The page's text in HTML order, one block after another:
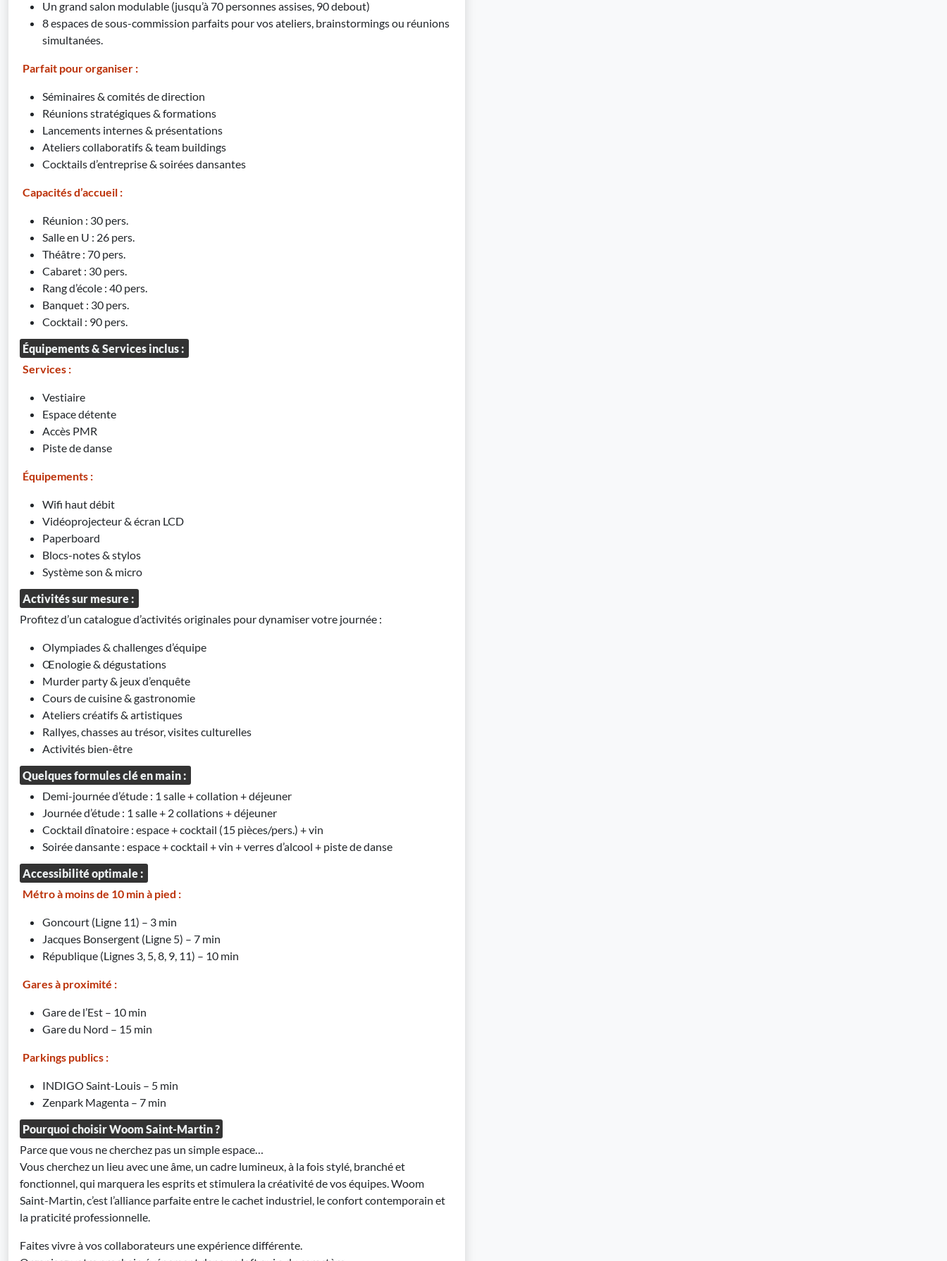
Un grand salon modulable (jusqu’à 70 personnes assises, 90 debout)
8 espaces de sous-commission parfaits pour vos ateliers, brainstormings ou réunions
simultanées.
Parfait pour organiser :
Séminaires & comités de direction
Réunions stratégiques & formations
Lancements internes & présentations
Ateliers collaboratifs & team buildings
Cocktails d’entreprise & soirées dansantes
Capacités d’accueil :
Réunion : 30 pers.
Salle en U : 26 pers.
Théâtre : 70 pers.
Cabaret : 30 pers.
Rang d’école : 40 pers.
Banquet : 30 pers.
Cocktail : 90 pers.
Équipements & Services inclus :
Services :
Vestiaire
Espace détente
Accès PMR
Piste de danse
Équipements :
Wifi haut débit
Vidéoprojecteur & écran LCD
Paperboard
Blocs-notes & stylos
Système son & micro
Activités sur mesure :
Profitez d’un catalogue d’activités originales pour dynamiser votre journée :
Olympiades & challenges d’équipe
Œnologie & dégustations
Murder party & jeux d’enquête
Cours de cuisine & gastronomie
Ateliers créatifs & artistiques
Rallyes, chasses au trésor, visites culturelles
Activités bien-être
Quelques formules clé en main :
Demi-journée d’étude : 1 salle + collation + déjeuner
Journée d’étude : 1 salle + 2 collations + déjeuner
Cocktail dînatoire : espace + cocktail (15 pièces/pers.) + vin
Soirée dansante : espace + cocktail + vin + verres d’alcool + piste de danse
Accessibilité optimale :
Métro à moins de 10 min à pied :
Goncourt (Ligne 11) – 3 min
Jacques Bonsergent (Ligne 5) – 7 min
République (Lignes 3, 5, 8, 9, 11) – 10 min
Gares à proximité :
Gare de l’Est – 10 min
Gare du Nord – 15 min
Parkings publics :
INDIGO Saint-Louis – 5 min
Zenpark Magenta – 7 min
Pourquoi choisir Woom Saint-Martin ?
Parce que vous ne cherchez pas un simple espace…
Vous cherchez un lieu avec une âme, un cadre lumineux, à la fois stylé, branché et
fonctionnel, qui marquera les esprits et stimulera la créativité de vos équipes. Woom
Saint-Martin, c’est l’alliance parfaite entre le cachet industriel, le confort contemporain et
la praticité professionnelle.
Faites vivre à vos collaborateurs une expérience différente.